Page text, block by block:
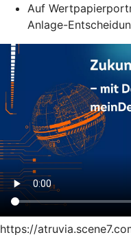
Auf
Anlage-
https://